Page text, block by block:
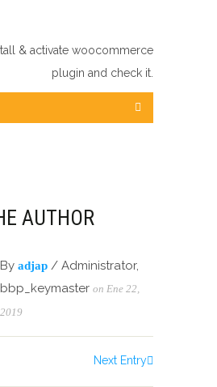
& activate woocommerce
plugin and check it.
AUTHOR
By adjap / Administrator,
bbp_keymaster on Ene 22,
2019
Next Entry